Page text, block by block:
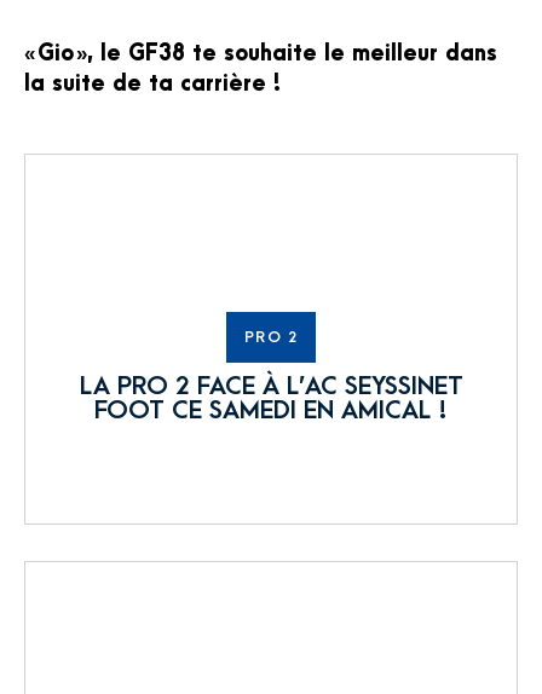
« Gio », le GF38 te souhaite le meilleur dans
la suite de ta carrière !
PRO 2
LA PRO 2 FACE À L’AC SEYSSINET
FOOT CE SAMEDI EN AMICAL !